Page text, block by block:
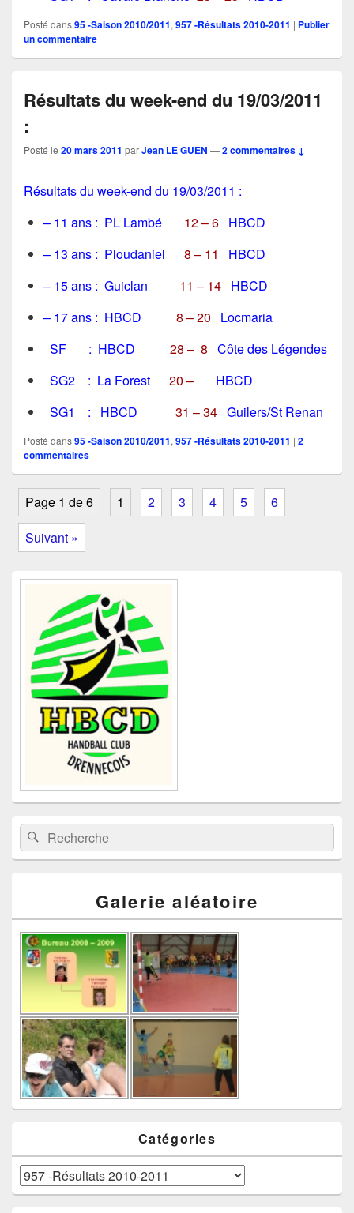
Posté dans95 -Saison 2010/2011, 957 -Résultats 2010-2011 | Publier
un commentaire
Résultats du week-end du 19/03/2011
:
Posté le 20 mars 2011 parJean LE GUEN —2 commentaires ↓
Résultats du week-end du 19/03/2011 :
– 11 ans : PL Lambé
12 – 6 HBCD
– 13 ans : Ploudaniel 8 – 11 HBCD
– 15 ans : Guiclan 11 – 14 HBCD
– 17 ans : HBCD 8 – 20 Locmaria
SF : HBCD 28 – 8 Côte des Légendes
SG2 : La Forest 20 – HBCD
SG1 : HBCD 31 – 34 Guilers/St Renan
Posté dans95 -Saison 2010/2011, 957 -Résultats 2010-2011 | 2
commentaires
Page 1 de 6 1 2 3 4 5
6
Suivant »
Zone
barre
latérale
Recherche :Rechercher
Galerie aléatoire
Catégories
Catégories